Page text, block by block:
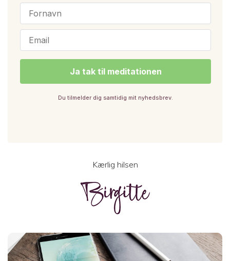
Du tilmelder dig samtidig mit nyhedsbrev.
Kærlig hilsen